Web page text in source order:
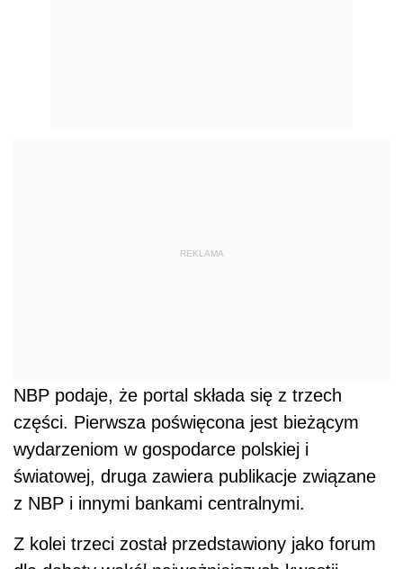
REKLAMA
NBP podaje, że portal składa się z trzech
części. Pierwsza poświęcona jest bieżącym
wydarzeniom w gospodarce polskiej i
światowej, druga zawiera publikacje związane
z NBP i innymi bankami centralnymi.
Z kolei trzeci został przedstawiony jako forum